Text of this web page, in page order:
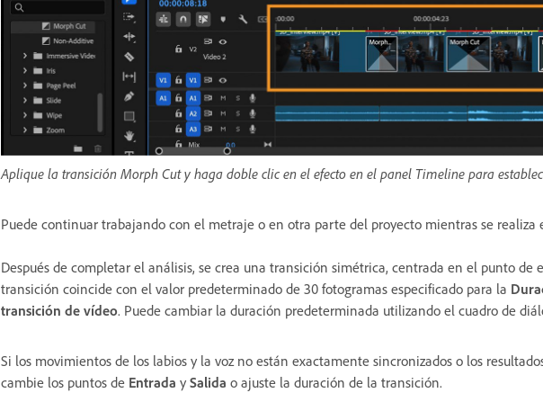
Aplique la transición Morph Cut y haga doble clic en el efecto en el panel Timeline para
Puede continuar trabajando con el metraje o en otra parte del proyecto mientras se realiza
Después de completar el análisis, se crea una transición simétrica, centrada en el punto de
transición coincide con el valor predeterminado de 30 fotogramas especificado para la
transición de vídeo. Puede cambiar la duración predeterminada utilizando el cuadro de
Si los movimientos de los labios y la voz no están exactamente sincronizados o los
cambie los puntos de Entrada y Salida o ajuste la duración de la transición.